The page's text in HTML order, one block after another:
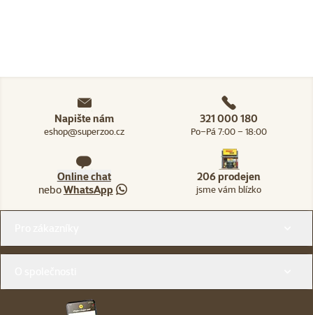
Napište nám
eshop@superzoo.cz
321 000 180
Po–Pá 7:00 – 18:00
Online chat
neboWhatsApp
206 prodejen
jsme vám blízko